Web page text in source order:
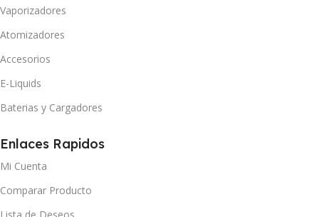
Vaporizadores
Atomizadores
Accesorios
E-Liquids
Baterias y Cargadores
Enlaces Rapidos
Mi Cuenta
Comparar Producto